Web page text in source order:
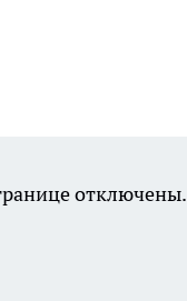
отключены.